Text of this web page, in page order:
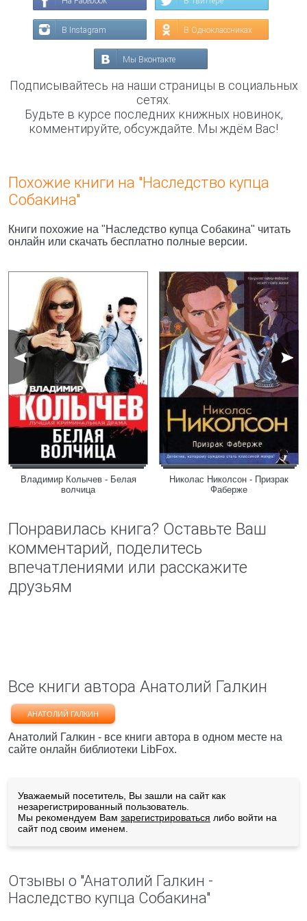
В Instagram В Одноклассниках
Мы Вконтакте
Подписывайтесь на наши страницы в социальных
сетях.
Будьте в курсе последних книжных новинок,
комментируйте, обсуждайте. Мы ждём Вас!
Похожие книги на "Наследство купца
Собакина"
Книги похожие на "Наследство купца Собакина" читать
онлайн или скачать бесплатно полные версии.
Владимир Колычев - Белая
волчица
Николас Николсон - Призрак
Фаберже
Понравилась книга? Оставьте Ваш
комментарий, поделитесь
впечатлениями или расскажите
друзьям
Все книги автора Анатолий Галкин
АНАТОЛИЙ ГАЛКИН
Анатолий Галкин - все книги автора в одном месте на
сайте онлайн библиотеки LibFox.
Уважаемый посетитель, Вы зашли на сайт как
незарегистрированный пользователь.
Мы рекомендуем Вам зарегистрироваться либо войти на
сайт под своим именем.
Отзывы о "Анатолий Галкин -
Наследство купца Собакина"